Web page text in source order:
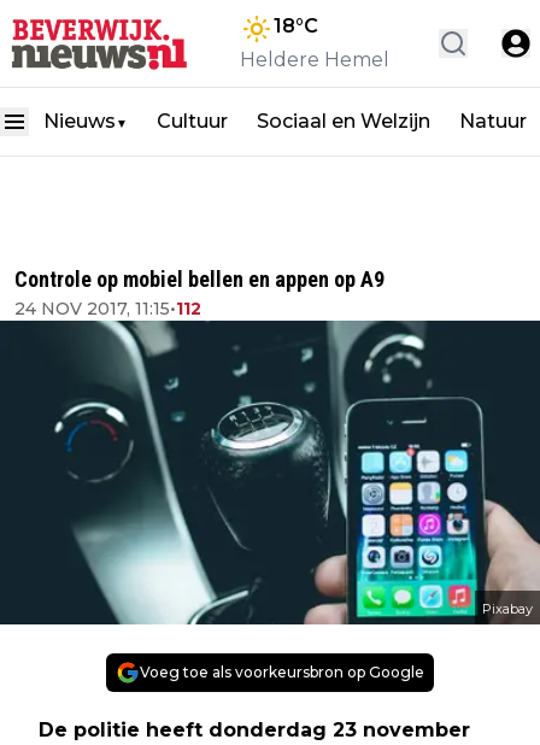
18°C
Heldere Hemel
Nieuws ▼ Cultuur Sociaal en Welzijn Natuur
Controle op mobiel bellen en appen op A9
24 NOV 2017, 11:15•112
Pixabay
Voeg toe als voorkeursbron op Google
De politie heeft donderdag 23 november